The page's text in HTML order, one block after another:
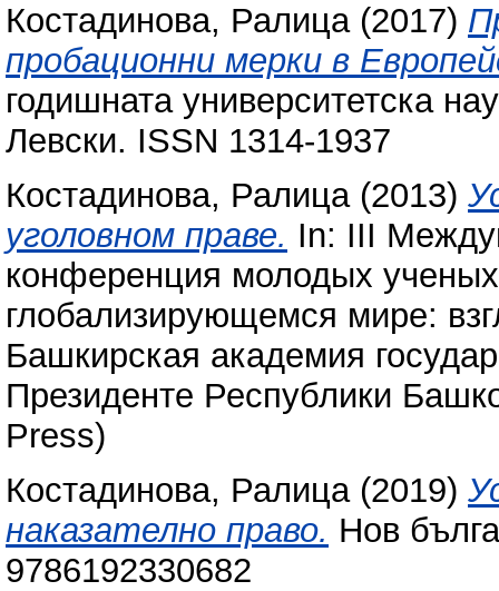
Костадинова, Ралица(2017)
пробационни мерки в
годишната университетска
Левски. ISSN 1314-1937
Костадинова, Ралица(2013)
уголовном праве. In: III
конференция молодых
глобализирующемся мире:
Башкирская академия
Президенте Республики
Press)
Костадинова, Ралица(2019)
наказателно право. Нов
9786192330682